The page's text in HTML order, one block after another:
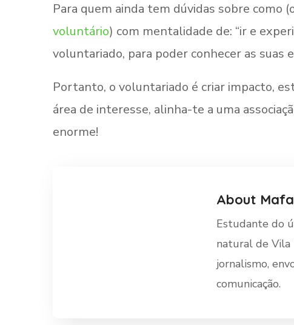
Para quem ainda tem dúvidas sobre como
voluntário) com mentalidade de: “ir e
voluntariado, para poder conhecer as suas
Portanto, o voluntariado é criar impacto,
área de interesse, alinha-te a uma
enorme!
About
Estudante do
natural de Vila
jornalismo,
comunicação.